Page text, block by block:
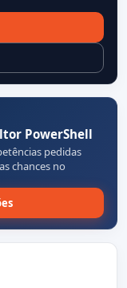
PowerShell
pedidas
chances no